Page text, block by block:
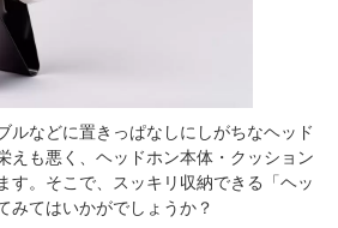
ルなどに置きっぱなしにしがちなヘッド
えも悪く、ヘッドホン本体・クッション
す。そこで、スッキリ収納できる「ヘッ
みてはいかがでしょうか？